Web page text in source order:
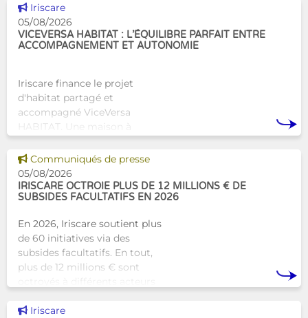
Voir cette news
Iriscare
05/08/2026
VICEVERSA HABITAT : L’ÉQUILIBRE PARFAIT ENTRE
ACCOMPAGNEMENT ET AUTONOMIE
Iriscare finance le projet
d'habitat partagé et
accompagné ViceVersa
HABITAT. Une maison à
alternative innovante et
humaine aux structures
d’hébergement traditionnel
Voir cette news
Communiqués de presse
05/08/2026
IRISCARE OCTROIE PLUS DE 12 MILLIONS € DE
SUBSIDES FACULTATIFS EN 2026
En 2026, Iriscare soutient plus
de 60 initiatives via des
subsides facultatifs. En tout,
plus de 12 millions € sont
travail au serv
Voir cette news
Iriscare